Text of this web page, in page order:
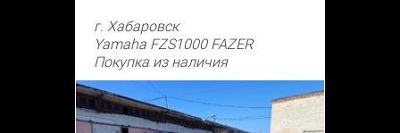
г. Хабаровск
Yamaha FZS1000 FAZER
Покупка из наличия